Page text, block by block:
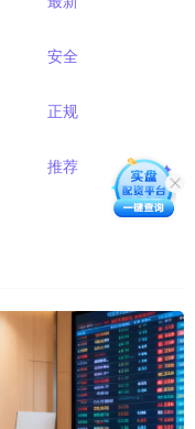
安全
正规
推荐